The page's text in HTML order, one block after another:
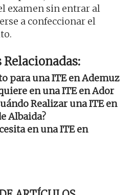
examen sin entrar al
a confeccionar el
para una ITE en Ademuz
en una ITE en Ador
Realizar una ITE en
Albaida?
en una ITE en